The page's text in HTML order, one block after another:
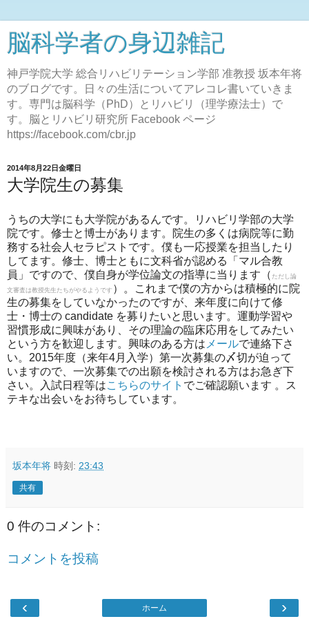
脳科学者の身辺雑記
神戸学院大学 総合リハビリテーション学部 准教授 坂本年将
のブログです。日々の生活についてアレコレ書いていきま
す。専門は脳科学（PhD）とリハビリ（理学療法士）で
す。脳とリハビリ研究所 Facebook ページ
https://facebook.com/cbr.jp
2014年8月22日金曜日
大学院生の募集
うちの大学にも大学院があるんです。リハビリ学部の大学
院です。修士と博士があります。院生の多くは病院等に勤
務する社会人セラピストです。僕も一応授業を担当したり
してます。修士、博士ともに文科省が認める「マル合教
員」ですので、僕自身が学位論文の指導に当ります（ ただし論
文審査は教授先生たちがやるようです ）。これまで僕の方からは積極的に院
生の募集をしていなかったのですが、来年度に向けて修
士・博士の candidate を募りたいと思います。運動学習や
習慣形成に興味があり、その理論の臨床応用をしてみたい
という方を歓迎します。興味のある方は メールで連絡下さ
い。2015年度（来年4月入学）第一次募集の〆切が迫って
いますので、一次募集での出願を検討される方はお急ぎ下
さい。入試日程等はこちらのサイト でご確認願います 。ス
テキな出会いをお待ちしています。
坂本年将 時刻: 23:43
共有
0 件のコメント:
コメントを投稿
‹ ›
ホーム